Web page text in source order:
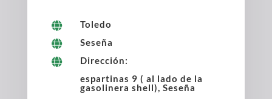

Toledo

Seseña

Dirección:
espartinas 9 ( al lado de la
gasolinera shell), Seseña